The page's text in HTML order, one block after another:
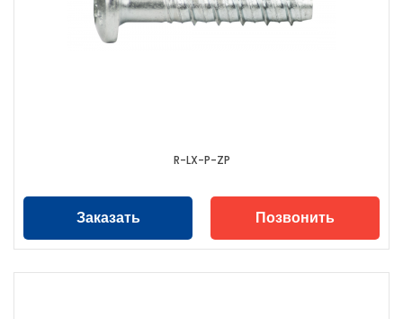
R-LX-P-ZP
Заказать Позвонить